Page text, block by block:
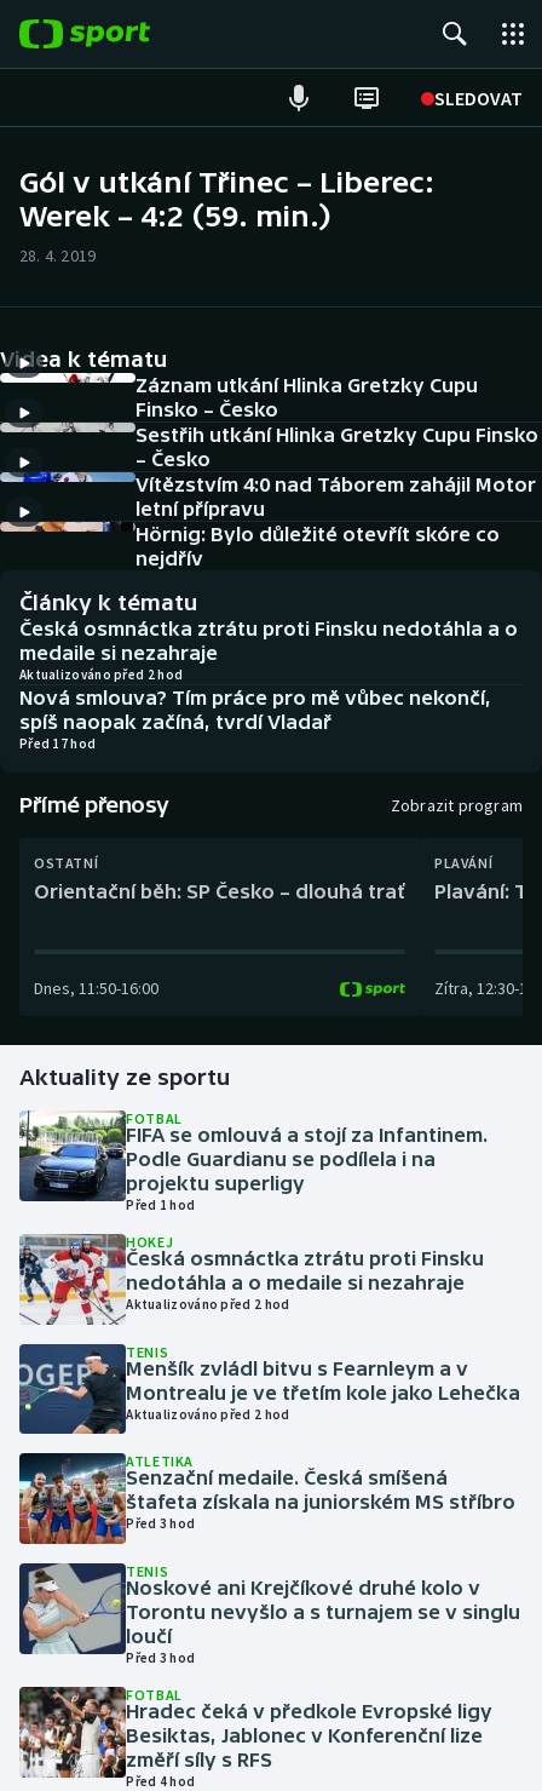
SLEDOVAT
Hokej
Cyklistika
DALŠÍ SPORTY
Americký fotbal
Baseball a softbal
Basketbal
Biatlon
Boby a skeleton
Box
Curling
Golf
Gymnastika
Házená
Jezdectví
Judo
Krasobruslení
Lezení
Lyže a snowboard
Moderní pětiboj
Motorsport
Olympijské hry
Parasport
Plavání
NEPŘEHLÉDNĚTE
Historické návraty
Aplikace ČT sport
AZ kvíz
Gól v utkání Třinec – Liberec:
Werek – 4:2 (59. min.)
28. 4. 2019
Videa k tématu
Záznam utkání Hlinka Gretzky Cupu
Finsko – Česko
Sestřih utkání Hlinka Gretzky Cupu Finsko
– Česko
Vítězstvím 4:0 nad Táborem zahájil Motor
letní přípravu
Hörnig: Bylo důležité otevřít skóre co
nejdřív
Články k tématu
Česká osmnáctka ztrátu proti Finsku nedotáhla a o
medaile si nezahraje
Aktualizováno před 2 hod
Nová smlouva? Tím práce pro mě vůbec nekončí,
spíš naopak začíná, tvrdí Vladař
Před 17 hod
Přímé přenosy Zobrazit program
OSTATNÍ
Orientační běh: SP Česko – dlouhá trať
Dnes, 11:50-16:00
PLAVÁNÍ
Plavání:
Zítra, 12:30-
Aktuality ze sportu
FOTBAL
FIFA se omlouvá a stojí za Infantinem.
Podle Guardianu se podílela i na
projektu superligy
Před 1 hod
HOKEJ
Česká osmnáctka ztrátu proti Finsku
nedotáhla a o medaile si nezahraje
Aktualizováno před 2 hod
TENIS
Menšík zvládl bitvu s Fearnleym a v
Montrealu je ve třetím kole jako Lehečka
Aktualizováno před 2 hod
ATLETIKA
Senzační medaile. Česká smíšená
štafeta získala na juniorském MS stříbro
Před 3 hod
TENIS
Noskové ani Krejčíkové druhé kolo v
Torontu nevyšlo a s turnajem se v singlu
loučí
Před 3 hod
FOTBAL
Hradec čeká v předkole Evropské ligy
Besiktas, Jablonec v Konferenční lize
změří síly s RFS
Před 4 hod